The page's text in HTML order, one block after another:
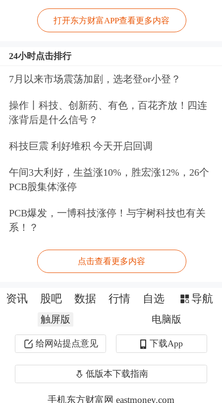
原则立场，强调双方应将两国元首重要
共识转化为具体政策和行动。希望美方
以客观、理性、务实态度看待中国，以
和平共处、合作共赢为目标制定对华政
交道，共同找到一条新时期中美正确相
特朗普称将对未接到关税函的国家征收
15%或20%“统一关税”
关税，又有新消息！北京时间7月11日
早间消息，美国总统特朗普宣布，将自
8月1日起，对自加拿大进口的商品征收
35%关税。
5000亿美元即将涌入！小摩：“散户大
军”是主力 美股或再涨10%
摩根大通（JPMorgan）最新预测，今年
下半年，有一大波资金将涌入美国股
市。以Nikolaos Panigirtzoglou为首的小
打开东方财富APP查看更多内容
24小时点击排行
7月以来市场震荡加剧，选老登or小登？
操作丨科技、创新药、有色，百花齐放！四连
涨背后是什么信号？
科技巨震 利好堆积 今天开启回调
午间3大利好，生益涨10%，胜宏涨12%，26个
PCB股集体涨停
PCB爆发，一博科技涨停！与宇树科技也有关
系！？
点击查看更多内容
资讯 股吧 数据 行情 自选 导航
触屏版 电脑版
给网站提点意见 下载App
低版本下载指南
手机东方财富网 eastmoney.com